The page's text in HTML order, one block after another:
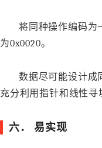
将同种操作编码为
为0x0020。
数据尽可能设计成
充分利用指针和线性寻
六． 易实现